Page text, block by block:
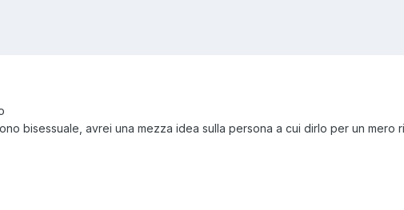
bisessuale, avrei una mezza idea sulla persona a cui dirlo per un mero